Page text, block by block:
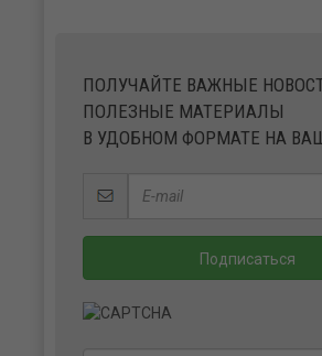
ПОЛУЧАЙТЕ ВАЖНЫЕ
ПОЛЕЗНЫЕ МАТЕРИАЛЫ
В УДОБНОМ ФОРМАТЕ НА